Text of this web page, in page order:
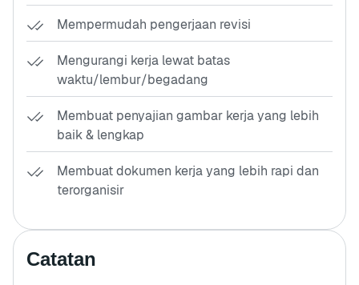
Mempermudah pengerjaan revisi
Mengurangi kerja lewat batas
waktu/lembur/begadang
Membuat penyajian gambar kerja yang lebih
baik & lengkap
Membuat dokumen kerja yang lebih rapi dan
terorganisir
Catatan